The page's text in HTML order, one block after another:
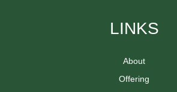
LINKS
About
Offering